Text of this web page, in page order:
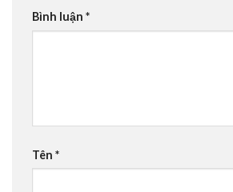
Bình luận *
Tên *